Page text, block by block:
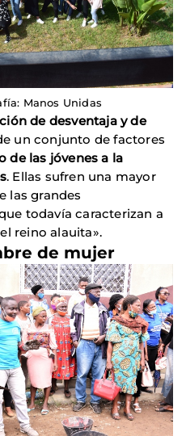
Manos Unidas
de desventaja y de
un conjunto de factores
de las jóvenes a la
. Ellas sufren una mayor
las grandes
todavía caracterizan a
reino alauita».
de mujer